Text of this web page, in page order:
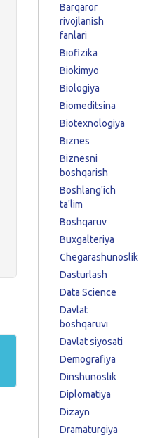
Barqaror
rivojlanish
fanlari
Biofizika
Biokimyo
Biologiya
Biomeditsina
Biotexnologiya
Biznes
Biznesni
boshqarish
Boshlang'ich
ta'lim
Boshqaruv
Buxgalteriya
Chegarashunoslik
Dasturlash
Data Science
Davlat
boshqaruvi
Davlat siyosati
Demografiya
Dinshunoslik
Diplomatiya
Dizayn
Dramaturgiya